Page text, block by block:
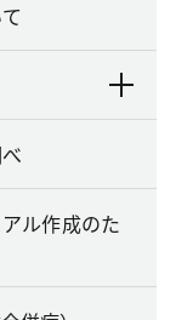
ル作成のた